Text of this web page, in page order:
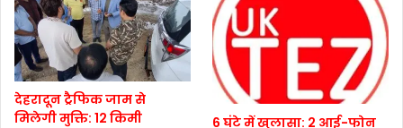
देहरादून ट्रैफिक जाम से
मिलेगी मुक्ति: 12 किमी
6 घंटे में खुलासा: 2 आई-फोन